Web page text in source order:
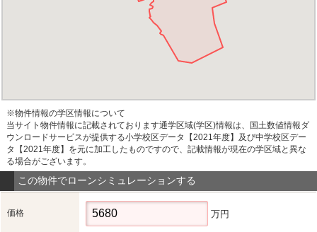
※物件情報の学区情報について
当サイト物件情報に記載されております通学区域(学区)情報は、国土数値情報ダ
ウンロードサービスが提供する小学校区データ【2021年度】及び中学校区デー
タ【2021年度】を元に加工したものですので、記載情報が現在の学区域と異な
る場合がございます。
この物件でローンシミュレーションする
価格 万円